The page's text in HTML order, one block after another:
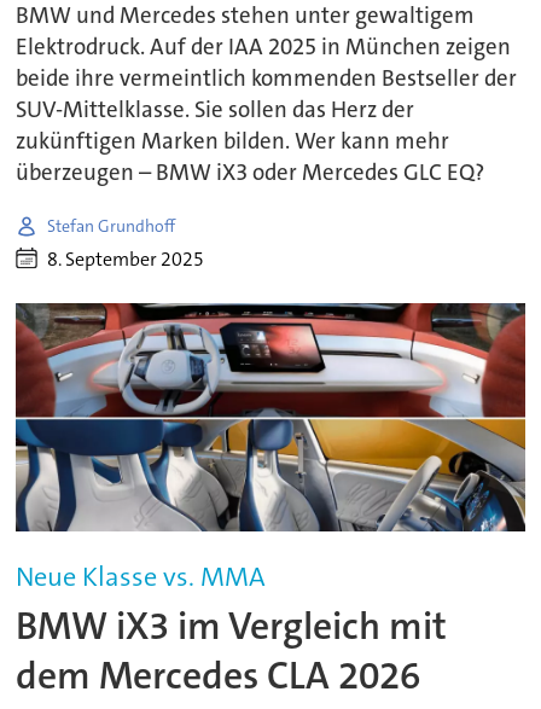
BMW und Mercedes stehen unter gewaltigem
Elektrodruck. Auf der IAA 2025 in München zeigen
beide ihre vermeintlich kommenden Bestseller der
SUV-Mittelklasse. Sie sollen das Herz der
zukünftigen Marken bilden. Wer kann mehr
überzeugen – BMW iX3 oder Mercedes GLC EQ?
Stefan Grundhoff
8. September 2025
Neue Klasse vs. MMA
BMW iX3 im Vergleich mit
dem Mercedes CLA 2026